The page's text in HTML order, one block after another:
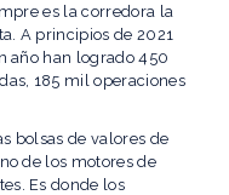
es la corredora la
A principios de 2021
año han logrado 450
185 mil operaciones
bolsas de valores de
de los motores de
Es donde los